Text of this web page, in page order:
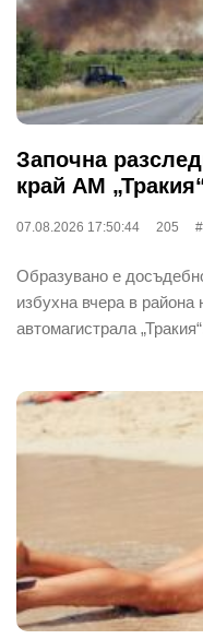
Започна
край АМ
07.08.2026 17:50:44 205
Образувано е
избухна вчера в
автомагистрала